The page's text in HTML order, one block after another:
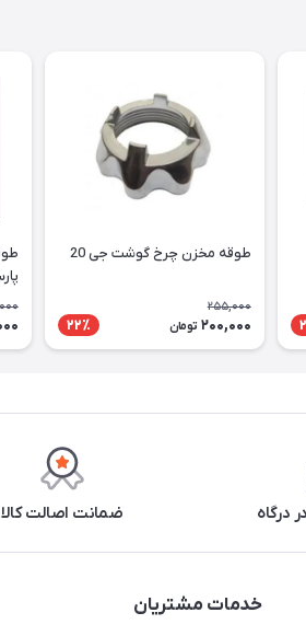
طوقه مخزن چرخ گوشت جی 20
255,000
200,000 تومان 22٪
درگاه ضمانت اصالت کالا
خدمات مشتریان